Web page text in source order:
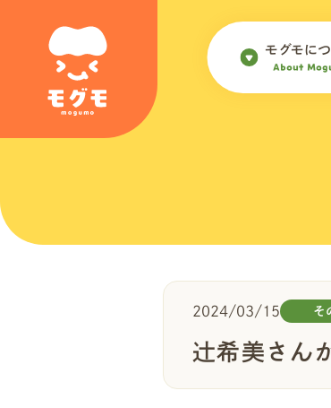
モグモに
About
2024/03/15 そ
辻希美さん